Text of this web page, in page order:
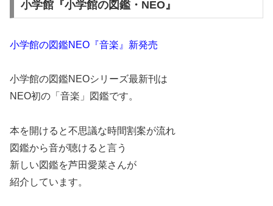
小学館『小学館の図鑑・NEO』
小学館の図鑑NEO『音楽』新発売
小学館の図鑑NEOシリーズ最新刊は
NEO初の「音楽」図鑑です。
本を開けると不思議な時間割案が流れ
図鑑から音が聴けると言う
新しい図鑑を芦田愛菜さんが
紹介しています。